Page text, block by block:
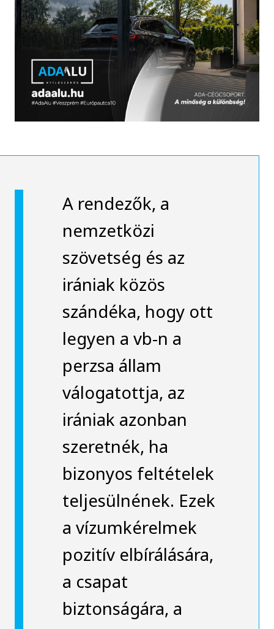
A rendezők, a
nemzetközi
szövetség és az
irániak közös
szándéka, hogy ott
legyen a vb-n a
perzsa állam
válogatottja, az
irániak azonban
szeretnék, ha
bizonyos feltételek
teljesülnének. Ezek
a vízumkérelmek
pozitív elbírálására,
a csapat
biztonságára, a